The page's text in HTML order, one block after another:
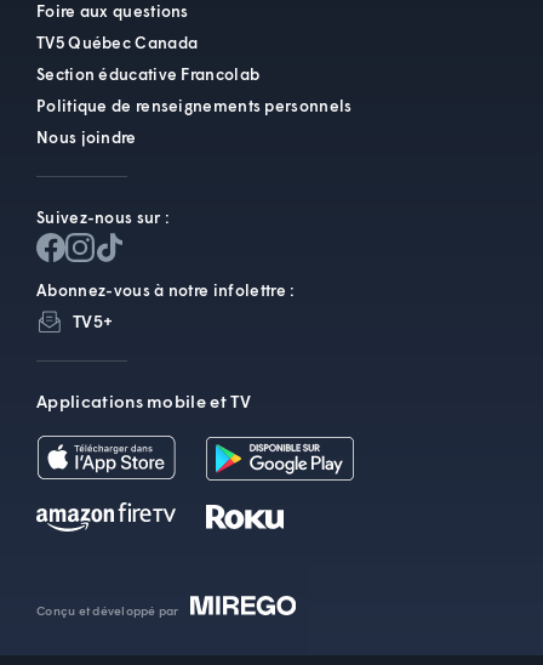
Foire aux questions
TV5 Québec Canada
Section éducative Francolab
Politique de renseignements personnels
Nous joindre
Suivez-nous sur :
Abonnez-vous à notre infolettre :
TV5+
Applications mobile et TV
Conçu et développé par